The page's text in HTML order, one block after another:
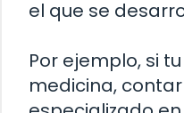
el que se
Por ejemplo, si
medicina,